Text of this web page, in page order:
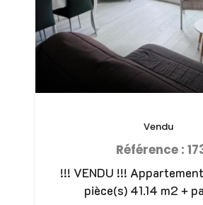
!!! VENDU !!!
pièce(s) 41.14 m2 +
Vendu
Référence :